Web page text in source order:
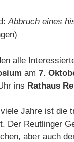
Abbruch eines
alle
am 7.
ins Rathaus
Jahre ist die
Der Reutlinger
aber auch